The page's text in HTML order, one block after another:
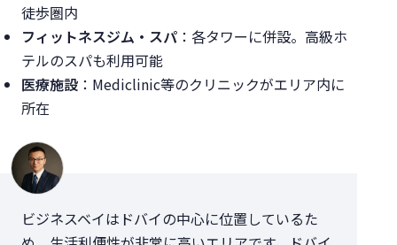
徒歩圏内
フィットネスジム・スパ ：各タワーに併設。高級ホ
テルのスパも利用可能
医療施設 ：Mediclinic等のクリニックがエリア内に
所在
ビジネスベイはドバイの中心に位置しているた